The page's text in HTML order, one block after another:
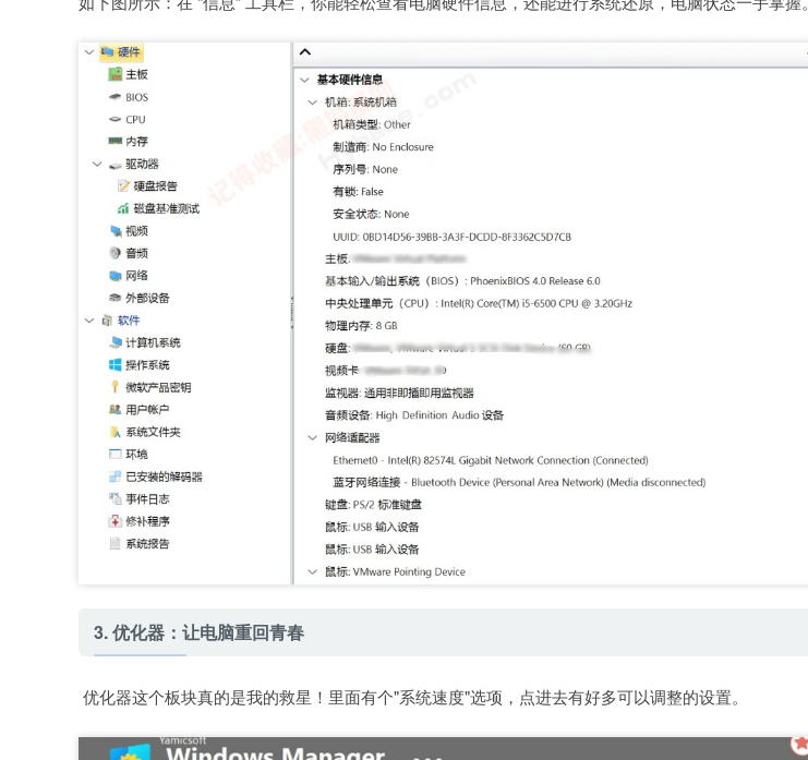
3. 优化器：让电脑重回青春
优化器这个板块真的是我的救星！里面有个"系统速度"选项，点进去有好多可以调整的设置。